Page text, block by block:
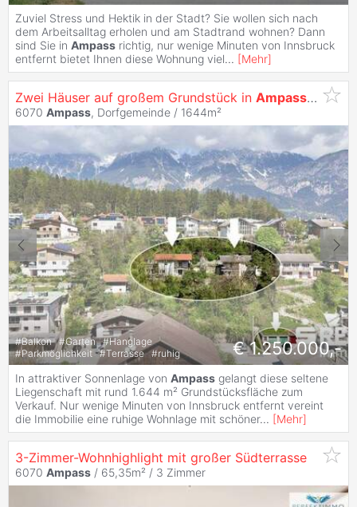
Zuviel Stress und Hektik in der Stadt? Sie wollen sich nach
dem Arbeitsalltag erholen und am Stadtrand wohnen? Dann
sind Sie in Ampass richtig, nur wenige Minuten von Innsbruck
entfernt bietet Ihnen diese Wohnung viel... [Mehr]
Zwei Häuser auf großem Grundstück in Ampass?
6070 Ampass, Dorfgemeinde / 1644m²
#Balkon #Garten #Hanglage
#Parkmöglichkeit #Terrasse #ruhig € 1.250.000,-
In attraktiver Sonnenlage von Ampass gelangt diese seltene
Liegenschaft mit rund 1.644 m² Grundstücksfläche zum
Verkauf. Nur wenige Minuten von Innsbruck entfernt vereint
die Immobilie eine ruhige Wohnlage mit schöner... [Mehr]
3-Zimmer-Wohnhighlight mit großer Südterrasse
6070 Ampass / 65,35m² / 3 Zimmer